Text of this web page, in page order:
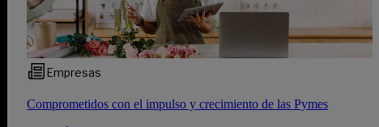
Empresas
Comprometidos con el impulso y crecimiento de las Pymes